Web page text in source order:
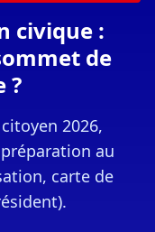
civique :
de
?
2026,
au
carte de